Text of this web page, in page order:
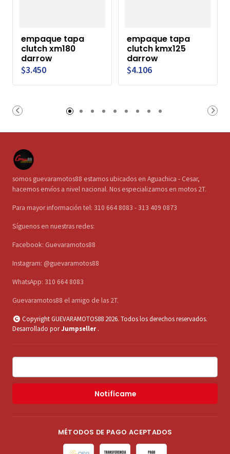
empaque tapa
clutch xm180
darrow
$3.450
empaque tapa
clutch kmx125
darrow
$4.106
somos guevaramotos88 estamos ubicados en Aguachica - Cesar,
hacemos envíos a nivel nacional. Nos especializamos en motos 2T.
Para mayor información tel: 310 664 8083 - 313 409 0873
Síguenos en nuestras redes:
Facebook: Guevaramotos88
Instagram: @guevaramotos88
WhatsApp: 310 664 8083
Guevaramotos88 el amigo de las 2T.
Copyright GUEVARAMOTOS88 2026. Todos los derechos reservados.
Desarrollado porJumpseller .
Notifícame
MÉTODOS DE PAGO ACEPTADOS